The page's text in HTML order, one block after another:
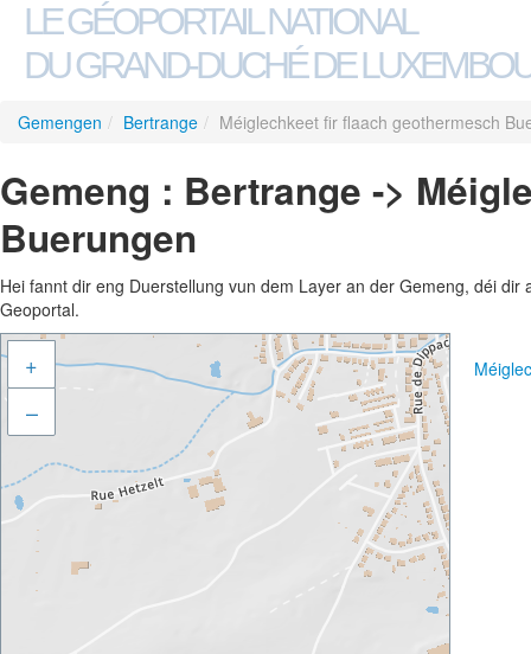
LE GÉOPORTAIL NATIONAL
DU GRAND-DUCHÉ DE
Gemengen / Bertrange / Méiglechkeet fir flaach geothermesch
Gemeng : Bertrange ->
Buerungen
Hei fannt dir eng Duerstellung vun dem Layer an der Gemeng, déi
Geoportal.
+
–